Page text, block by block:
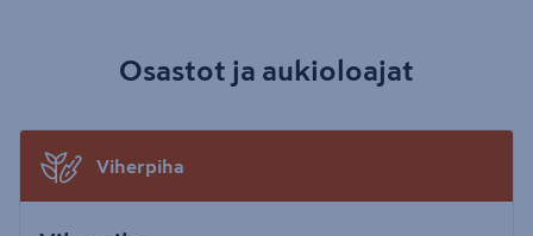
Osastot ja aukioloajat
Viherpiha